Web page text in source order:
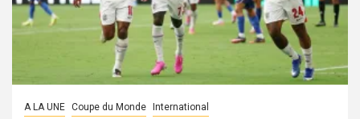
A LA UNE Coupe du Monde International